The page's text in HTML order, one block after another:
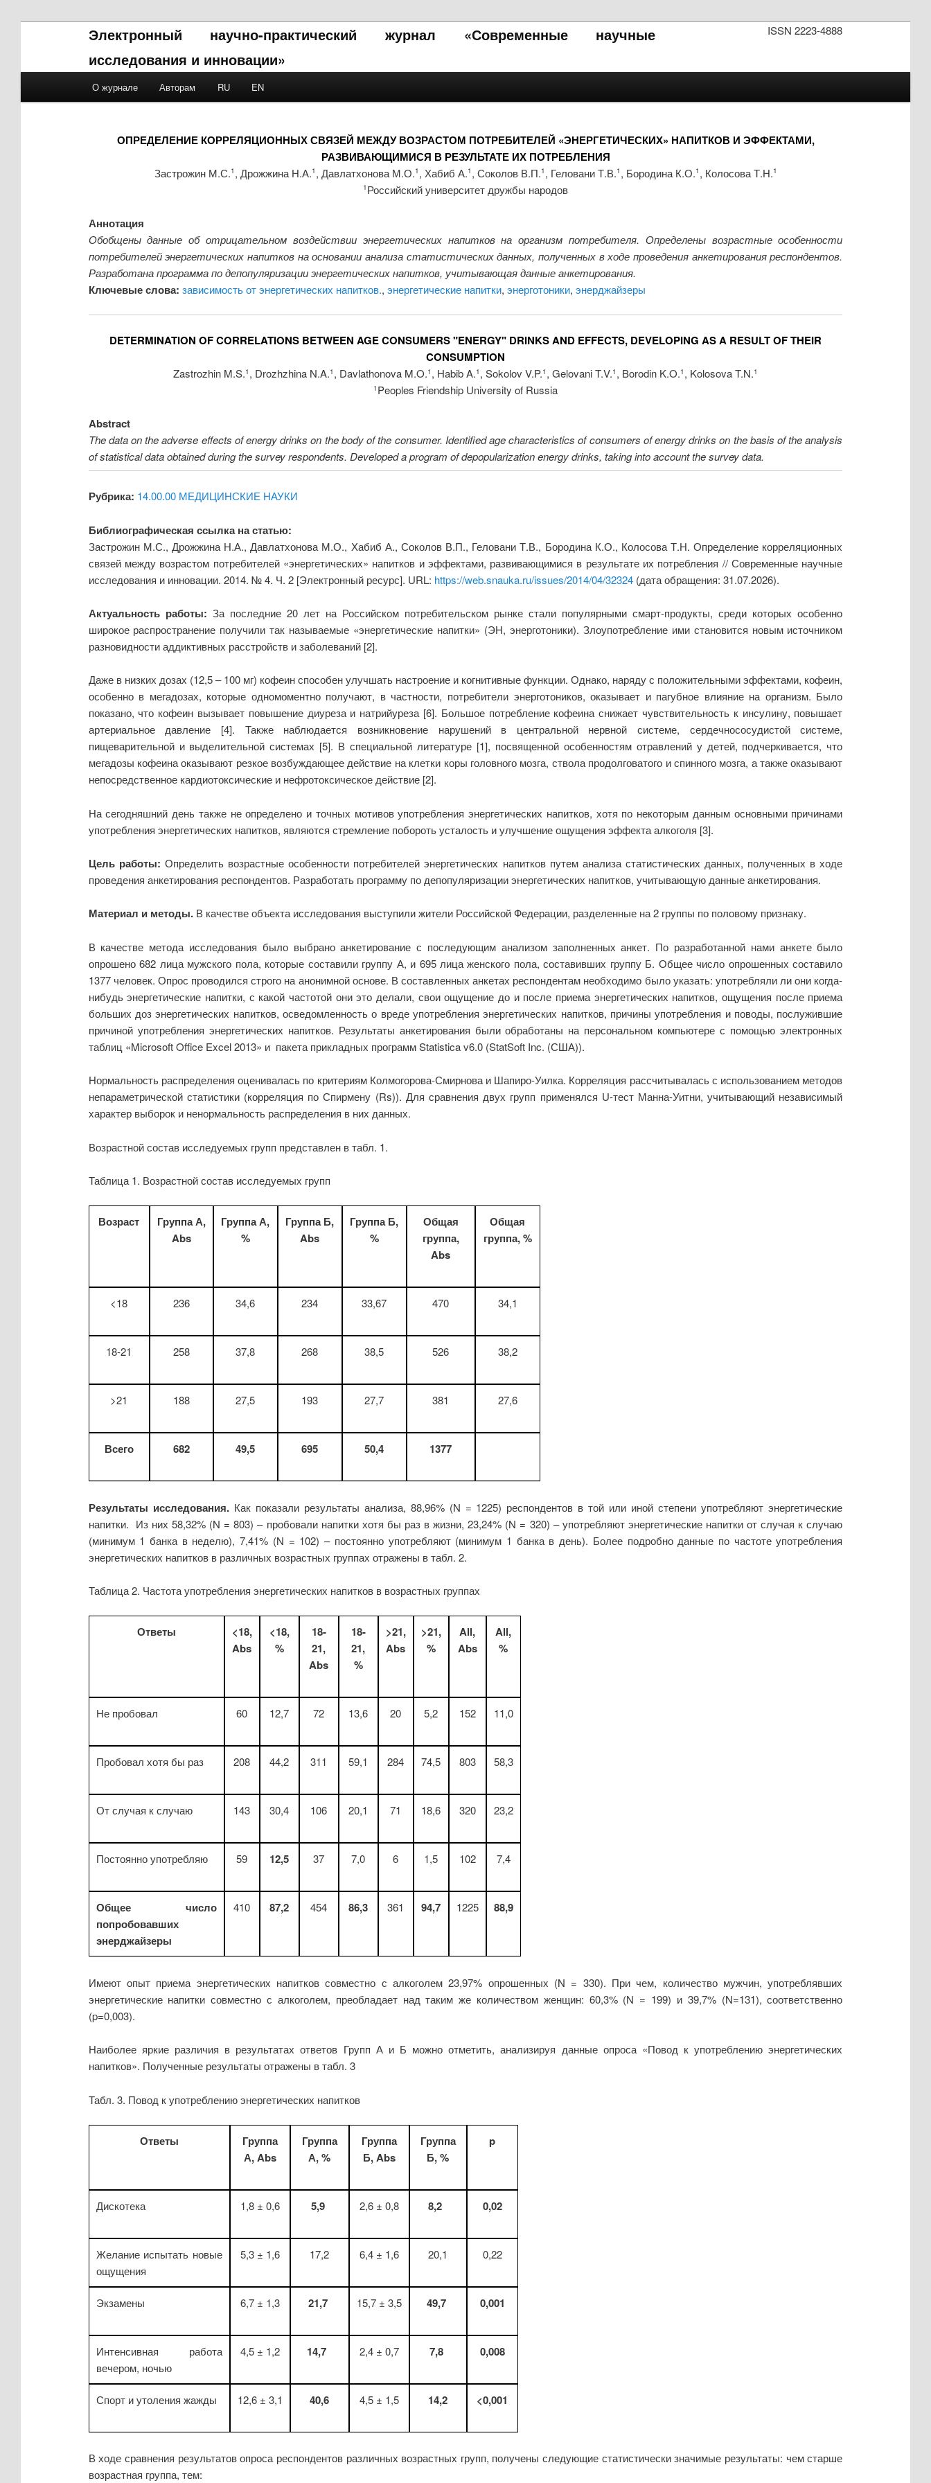
ISSN 2223-4888
Электронный научно-практический журнал «Современные научные
исследования и инновации»
Skip to primary content
Skip to secondary content
О журнале Авторам RU EN
ОПРЕДЕЛЕНИЕ КОРРЕЛЯЦИОННЫХ СВЯЗЕЙ МЕЖДУ ВОЗРАСТОМ ПОТРЕБИТЕЛЕЙ «ЭНЕРГЕТИЧЕСКИХ» НАПИТКОВ И ЭФФЕКТАМИ,
РАЗВИВАЮЩИМИСЯ В РЕЗУЛЬТАТЕ ИХ ПОТРЕБЛЕНИЯ
Застрожин М.С.1 , Дрожжина Н.А.1 , Давлатхонова М.О.1 , Хабиб А.1 , Соколов В.П.1 , Геловани Т.В.1 , Бородина К.О.1 , Колосова Т.Н.1
1 Российский университет дружбы народов
Аннотация
Обобщены данные об отрицательном воздействии энергетических напитков на организм потребителя. Определены возрастные особенности
потребителей энергетических напитков на основании анализа статистических данных, полученных в ходе проведения анкетирования респондентов.
Разработана программа по депопуляризации энергетических напитков, учитывающая данные анкетирования.
Ключевые слова: зависимость от энергетических напитков., энергетические напитки, энерготоники, энерджайзеры
DETERMINATION OF CORRELATIONS BETWEEN AGE CONSUMERS "ENERGY" DRINKS AND EFFECTS, DEVELOPING AS A RESULT OF THEIR
CONSUMPTION
Zastrozhin M.S.1 , Drozhzhina N.A.1 , Davlathonova M.O.1 , Habib A.1 , Sokolov V.P.1 , Gelovani T.V.1 , Borodin K.O.1 , Kolosova T.N.1
1 Peoples Friendship University of Russia
Abstract
The data on the adverse effects of energy drinks on the body of the consumer. Identified age characteristics of consumers of energy drinks on the basis of the analysis
of statistical data obtained during the survey respondents. Developed a program of depopularization energy drinks, taking into account the survey data.
Рубрика: 14.00.00 МЕДИЦИНСКИЕ НАУКИ
Библиографическая ссылка на статью:
Застрожин М.С., Дрожжина Н.А., Давлатхонова М.О., Хабиб А., Соколов В.П., Геловани Т.В., Бородина К.О., Колосова Т.Н. Определение корреляционных
связей между возрастом потребителей «энергетических» напитков и эффектами, развивающимися в результате их потребления // Современные научные
исследования и инновации. 2014. № 4. Ч. 2 [Электронный ресурс]. URL: https://web.snauka.ru/issues/2014/04/32324(дата обращения: 31.07.2026).
Актуальность работы: За последние 20 лет на Российском потребительском рынке стали популярными смарт-продукты, среди которых особенно
широкое распространение получили так называемые «энергетические напитки» (ЭН, энерготоники). Злоупотребление ими становится новым источником
разновидности аддиктивных расстройств и заболеваний [2].
Даже в низких дозах (12,5 – 100 мг) кофеин способен улучшать настроение и когнитивные функции. Однако, наряду с положительными эффектами, кофеин,
особенно в мегадозах, которые одномоментно получают, в частности, потребители энерготоников, оказывает и пагубное влияние на организм. Было
показано, что кофеин вызывает повышение диуреза и натрийуреза [6]. Большое потребление кофеина снижает чувствительность к инсулину, повышает
артериальное давление [4]. Также наблюдается возникновение нарушений в центральной нервной системе, сердечнососудистой системе,
пищеварительной и выделительной системах [5]. В специальной литературе [1], посвященной особенностям отравлений у детей, подчеркивается, что
мегадозы кофеина оказывают резкое возбуждающее действие на клетки коры головного мозга, ствола продолговатого и спинного мозга, а также оказывают
непосредственное кардиотоксические и нефротоксическое действие [2].
На сегодняшний день также не определено и точных мотивов употребления энергетических напитков, хотя по некоторым данным основными причинами
употребления энергетических напитков, являются стремление побороть усталость и улучшение ощущения эффекта алкоголя [3].
Цель работы: Определить возрастные особенности потребителей энергетических напитков путем анализа статистических данных, полученных в ходе
проведения анкетирования респондентов. Разработать программу по депопуляризации энергетических напитков, учитывающую данные анкетирования.
Материал и методы. В качестве объекта исследования выступили жители Российской Федерации, разделенные на 2 группы по половому признаку.
В качестве метода исследования было выбрано анкетирование с последующим анализом заполненных анкет. По разработанной нами анкете было
опрошено 682 лица мужского пола, которые составили группу А, и 695 лица женского пола, составивших группу Б. Общее число опрошенных составило
1377 человек. Опрос проводился строго на анонимной основе. В составленных анкетах респондентам необходимо было указать: употребляли ли они когда-
нибудь энергетические напитки, с какой частотой они это делали, свои ощущение до и после приема энергетических напитков, ощущения после приема
больших доз энергетических напитков, осведомленность о вреде употребления энергетических напитков, причины употребления и поводы, послужившие
причиной употребления энергетических напитков. Результаты анкетирования были обработаны на персональном компьютере с помощью электронных
таблиц «Microsoft Office Excel 2013» и пакета прикладных программ Statistica v6.0 (StatSoft Inc. (США)).
Нормальность распределения оценивалась по критериям Колмогорова-Смирнова и Шапиро-Уилка. Корреляция рассчитывалась с использованием методов
непараметрической статистики (корреляция по Спирмену (Rs)). Для сравнения двух групп применялся U-тест Манна-Уитни, учитывающий независимый
характер выборок и ненормальность распределения в них данных.
Возрастной состав исследуемых групп представлен в табл. 1.
Таблица 1. Возрастной состав исследуемых групп
Возраст Группа А,
Abs
Группа А,
%
Группа Б,
Abs
Группа Б,
%
Общая
группа,
Abs
Общая
группа,%
<18 236 34,6 234 33,67 470 34,1
18-21 258 37,8 268 38,5 526 38,2
>21 188 27,5 193 27,7 381 27,6
Всего 682 49,5 695 50,4 1377
Результаты исследования. Как показали результаты анализа, 88,96% (N = 1225) респондентов в той или иной степени употребляют энергетические
напитки. Из них 58,32% (N = 803) – пробовали напитки хотя бы раз в жизни, 23,24% (N = 320) – употребляют энергетические напитки от случая к случаю
(минимум 1 банка в неделю), 7,41% (N = 102) – постоянно употребляют (минимум 1 банка в день). Более подробно данные по частоте употребления
энергетических напитков в различных возрастных группах отражены в табл. 2.
Таблица 2. Частота употребления энергетических напитков в возрастных группах
Ответы
<18,
Abs
<18,
%
18-
21,
Abs
18-
21,
%
>21,
Abs
>21,
%
All,
Abs
All,
%
Не пробовал 60 12,7 72 13,6 20 5,2 152 11,0
Пробовал хотя бы раз 208 44,2 311 59,1 284 74,5 803 58,3
От случая к случаю 143 30,4 106 20,1 71 18,6 320 23,2
Постоянно употребляю 59 12,5 37 7,0 6 1,5 102 7,4
Общее число
попробовавших
энерджайзеры
410 87,2 454 86,3 361 94,7 1225 88,9
Имеют опыт приема энергетических напитков совместно с алкоголем 23,97% опрошенных (N = 330). При чем, количество мужчин, употреблявших
энергетические напитки совместно с алкоголем, преобладает над таким же количеством женщин: 60,3% (N = 199) и 39,7% (N=131), соответственно
(p=0,003).
Наиболее яркие различия в результатах ответов Групп А и Б можно отметить, анализируя данные опроса «Повод к употреблению энергетических
напитков». Полученные результаты отражены в табл. 3
Табл. 3. Повод к употреблению энергетических напитков
Ответы
Группа
А, Abs
Группа
А, %
Группа
Б, Abs
Группа
Б, %
p
Дискотека 1,8 ± 0,6 5,9 2,6 ± 0,8 8,2 0,02
Желание испытать новые
ощущения
5,3 ± 1,6 17,2 6,4 ± 1,6 20,1 0,22
Экзамены 6,7 ± 1,3 21,7 15,7 ± 3,5 49,7 0,001
Интенсивная работа
вечером, ночью
4,5 ± 1,2 14,7 2,4 ± 0,7 7,8 0,008
Спорт и утоления жажды 12,6 ± 3,1 40,6 4,5 ± 1,5 14,2 <0,001
В ходе сравнения результатов опроса респондентов различных возрастных групп, получены следующие статистически значимые результаты: чем старше
возрастная группа, тем: